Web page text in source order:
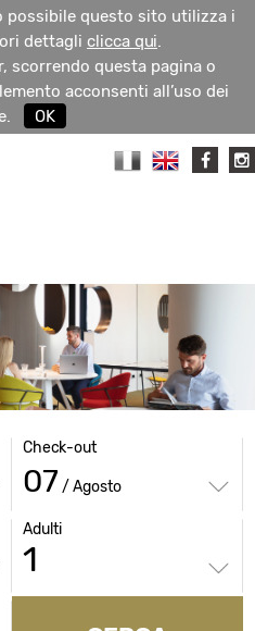
questo sito utilizza i
dettagli clicca qui.
scorrendo questa pagina o
acconsenti all’uso dei
OK
Check-out
07 / Agosto
Adulti